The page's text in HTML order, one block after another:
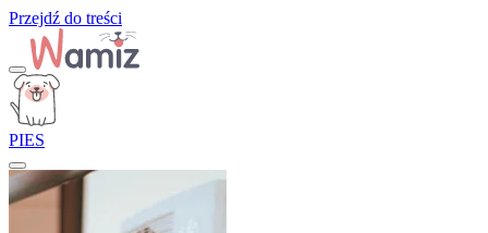
Przejdź do treści
PIES